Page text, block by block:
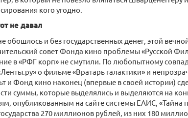
кого угодно.
не давал
обошлось и без государственных денег, этой
совет Фонда кино проблемы «Русской
в «РФГ корп» не смутили. По любопытному
о фильме «Вратарь галактики» и
и Фонд кино наконец (впервые в своей истории)
суммы, которые выделялись и выделяются на
опубликованным на сайте системы ЕАИС, «Тайна
270 миллионов рублей, из них 180